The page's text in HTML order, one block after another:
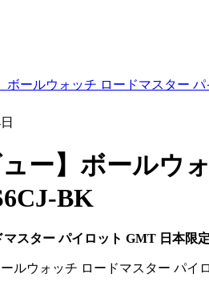
ボールウォッチ ロードマスター
ュー】ボールウ
BK
スター パイロット GMT 日本限